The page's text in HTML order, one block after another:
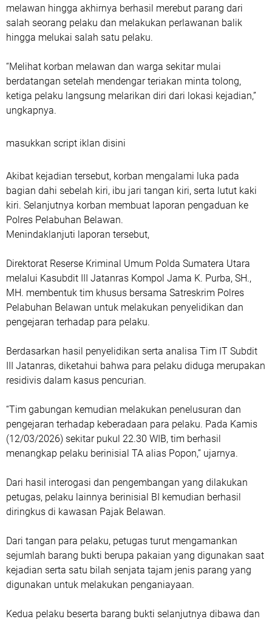
melawan hingga akhirnya berhasil merebut parang dari
salah seorang pelaku dan melakukan perlawanan balik
hingga melukai salah satu pelaku.
“Melihat korban melawan dan warga sekitar mulai
berdatangan setelah mendengar teriakan minta tolong,
ketiga pelaku langsung melarikan diri dari lokasi kejadian,”
ungkapnya.
masukkan script iklan disini
Akibat kejadian tersebut, korban mengalami luka pada
bagian dahi sebelah kiri, ibu jari tangan kiri, serta lutut kaki
kiri. Selanjutnya korban membuat laporan pengaduan ke
Polres Pelabuhan Belawan.
Menindaklanjuti laporan tersebut,
Direktorat Reserse Kriminal Umum Polda Sumatera Utara
melalui Kasubdit III Jatanras Kompol Jama K. Purba, SH.,
MH. membentuk tim khusus bersama Satreskrim Polres
Pelabuhan Belawan untuk melakukan penyelidikan dan
pengejaran terhadap para pelaku.
Berdasarkan hasil penyelidikan serta analisa Tim IT Subdit
III Jatanras, diketahui bahwa para pelaku diduga merupakan
residivis dalam kasus pencurian.
“Tim gabungan kemudian melakukan penelusuran dan
pengejaran terhadap keberadaan para pelaku. Pada Kamis
(12/03/2026) sekitar pukul 22.30 WIB, tim berhasil
menangkap pelaku berinisial TA alias Popon,” ujarnya.
Dari hasil interogasi dan pengembangan yang dilakukan
petugas, pelaku lainnya berinisial BI kemudian berhasil
diringkus di kawasan Pajak Belawan.
Dari tangan para pelaku, petugas turut mengamankan
sejumlah barang bukti berupa pakaian yang digunakan saat
kejadian serta satu bilah senjata tajam jenis parang yang
digunakan untuk melakukan penganiayaan.
Kedua pelaku beserta barang bukti selanjutnya dibawa dan